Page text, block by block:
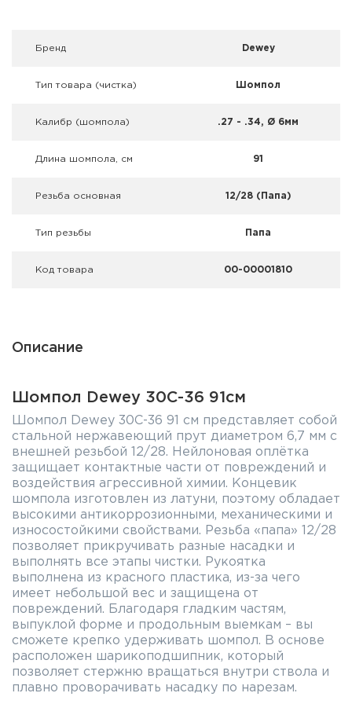
Брeнд Dewey
Тип товара (чистка) Шомпол
Калибр (шомпола) .27 - .34, Ø 6мм
Длина шомпола, см 91
Резьба основная 12/28 (Папа)
Тип резьбы Папа
Код товара 00-00001810
Описание
Шомпол Dewey 30C-36 91см
Шомпол Dewey 30C-36 91 см представляет собой
стальной нержавеющий прут диаметром 6,7 мм с
внешней резьбой 12/28. Нейлоновая оплётка
защищает контактные части от повреждений и
воздействия агрессивной химии. Концевик
шомпола изготовлен из латуни, поэтому обладает
высокими антикоррозионными, механическими и
износостойкими свойствами. Резьба «папа» 12/28
позволяет прикручивать разные насадки и
выполнять все этапы чистки. Рукоятка
выполнена из красного пластика, из-за чего
имеет небольшой вес и защищена от
повреждений. Благодаря гладким частям,
выпуклой форме и продольным выемкам – вы
сможете крепко удерживать шомпол. В основе
расположен шарикоподшипник, который
позволяет стержню вращаться внутри ствола и
плавно проворачивать насадку по нарезам.